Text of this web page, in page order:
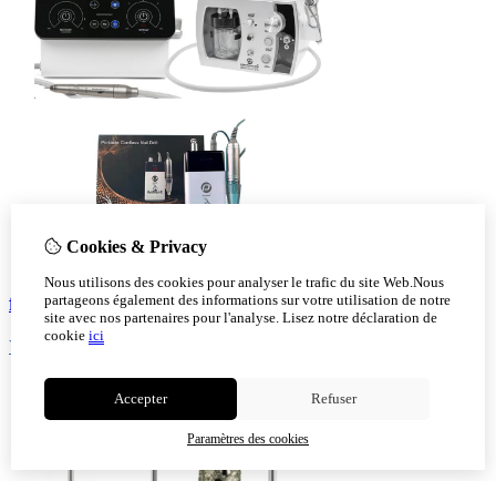
fraiseuse pour pédicure
Voir!
Cookies & Privacy
Nous utilisons des cookies pour analyser le trafic du site Web.Nous
partageons également des informations sur votre utilisation de notre
site avec nos partenaires pour l'analyse. Lisez notre déclaration de
cookie ici
Accepter Refuser
Paramètres des cookies